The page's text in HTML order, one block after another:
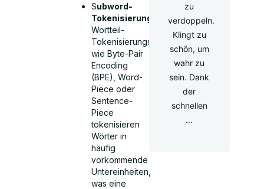
Subword-
Tokenisierung:
Wortteil-
Tokenisierungstechniken
wie Byte-Pair
Encoding
(BPE), Word-
Piece oder
Sentence-
Piece
tokenisieren
Wörter in
häufig
vorkommende
Untereinheiten,
was eine
zu
verdoppeln.
Klingt zu
schön, um
wahr zu
sein. Dank
der
schnellen
…